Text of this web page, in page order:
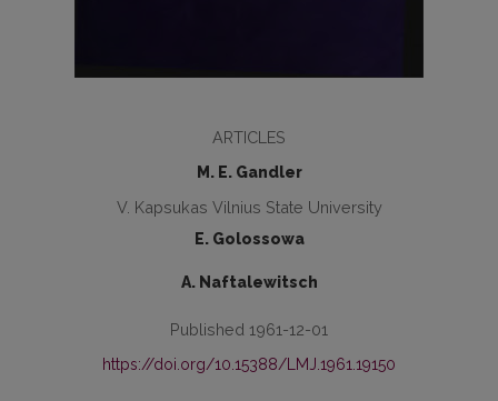
ARTICLES
M. E. Gandler
V. Kapsukas Vilnius State University
E. Golossowa
A. Naftalewitsch
Published 1961-12-01
https://doi.org/10.15388/LMJ.1961.19150